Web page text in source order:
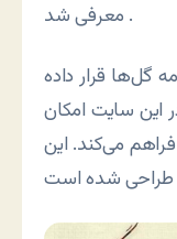
معرفی شد.
گل‌ها تا کنون ۱۴۹۶ برنامه گل‌ها قرار داده
سایت امکان
می‌کند. این